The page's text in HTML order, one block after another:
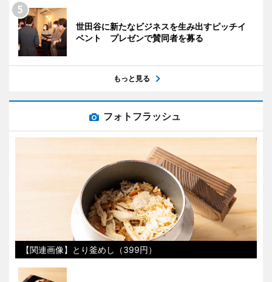
世田谷に新たなビジネスを生み出すピッチイ
ベント プレゼンで賛同者を募る
もっと見る
フォトフラッシュ
【関連画像】とり釜めし（399円）